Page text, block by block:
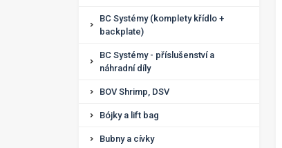
BC Systémy (komplety křídlo +
backplate)
BC Systémy - příslušenství a
náhradní díly
BOV Shrimp, DSV
Bójky a lift bag
Bubny a cívky